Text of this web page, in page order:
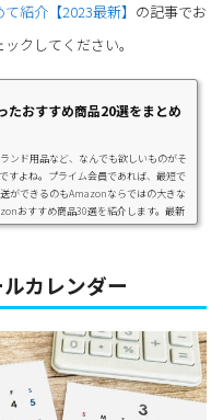
紹介【2023最新】 の記事でお
クしてください。
おすすめ商品20選をまとめ
ンド用品など、なんでも欲しいものがそ
すよね。プライム会員であれば、最短で
ができるのもAmazonならではの大きな
おすすめ商品30選を紹介します。最新
イテムをまとめて紹介しているので、お
タイムセー...
カレンダー